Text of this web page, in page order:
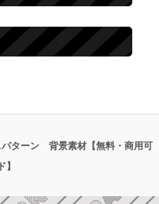
パターン 背景素材【無料・商用可